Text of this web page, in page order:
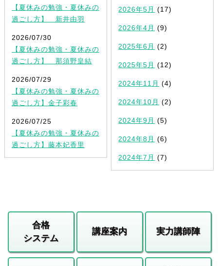
【夏休みの勉強・夏休みの
過ごし方】 新井由羽
2026/07/30
【夏休みの勉強・夏休みの
過ごし方】 那須野皇結
2026/07/29
【夏休みの勉強・夏休みの
過ごし方】金子彩春
2026/07/25
【夏休みの勉強・夏休みの
過ごし方】藤本妃香里
2026年5月 (17)
2026年4月 (9)
2025年6月 (2)
2025年5月 (12)
2024年11月 (4)
2024年10月 (2)
2024年9月 (5)
2024年8月 (6)
2024年7月 (7)
合格
システム
講座案内 実力講師陣